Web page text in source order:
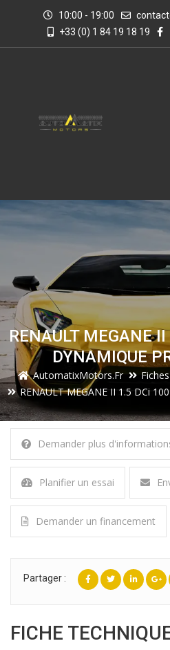
10:00 - 19:00
+33 (0) 1 84 19 18 19
RENAULT MEGANE
DYNAMIQUE
AutomatixMotors.fr
RENAULT MEGANE II 1.5 DCi
Demander plus
Planifier un essai
Demander un financement
Partager :
FICHE